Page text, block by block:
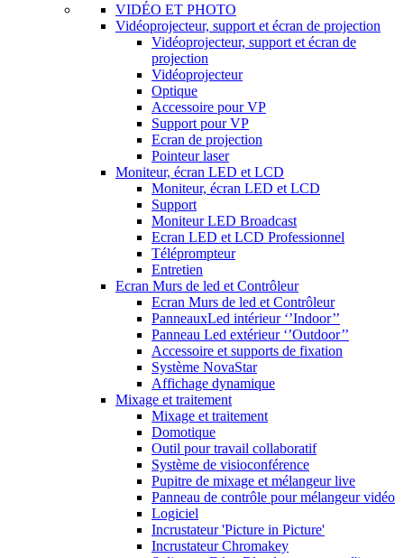
VIDÉO ET PHOTO
Vidéoprojecteur, support et écran de projection
Vidéoprojecteur, support et écran de
projection
Vidéoprojecteur
Optique
Accessoire pour VP
Support pour VP
Ecran de projection
Pointeur laser
Moniteur, écran LED et LCD
Moniteur, écran LED et LCD
Support
Moniteur LED Broadcast
Ecran LED et LCD Professionnel
Téléprompteur
Entretien
Ecran Murs de led et Contrôleur
Ecran Murs de led et Contrôleur
PanneauxLed intérieur ‘’Indoor’’
Panneau Led extérieur ‘’Outdoor’’
Accessoire et supports de fixation
Système NovaStar
Affichage dynamique
Mixage et traitement
Mixage et traitement
Domotique
Outil pour travail collaboratif
Système de visioconférence
Pupitre de mixage et mélangeur live
Panneau de contrôle pour mélangeur vidéo
Logiciel
Incrustateur 'Picture in Picture'
Incrustateur Chromakey